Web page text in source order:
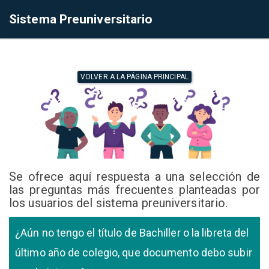
Sistema Preuniversitario
VOLVER A LA PÁGINA PRINCIPAL
Se ofrece aquí respuesta a una selección de
las preguntas más frecuentes planteadas por
los usuarios del sistema preuniversitario.
¿Aún no tengo el título de Bachiller o la libreta del
último año de colegio, que documento debo subir